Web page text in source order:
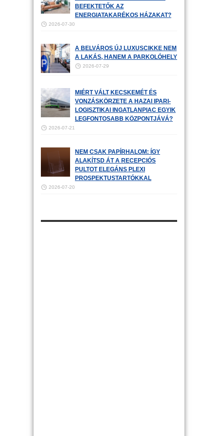
BEFEKTETŐK AZ
ENERGIATAKARÉKOS HÁZAKAT?
2026-07-30
A BELVÁROS ÚJ LUXUSCIKKE NEM
A LAKÁS, HANEM A PARKOLÓHELY
2026-07-29
MIÉRT VÁLT KECSKEMÉT ÉS
VONZÁSKÖRZETE A HAZAI IPARI-
LOGISZTIKAI INGATLANPIAC EGYIK
LEGFONTOSABB KÖZPONTJÁVÁ?
2026-07-21
NEM CSAK PAPÍRHALOM: ÍGY
ALAKÍTSD ÁT A RECEPCIÓS
PULTOT ELEGÁNS PLEXI
PROSPEKTUSTARTÓKKAL
2026-07-20